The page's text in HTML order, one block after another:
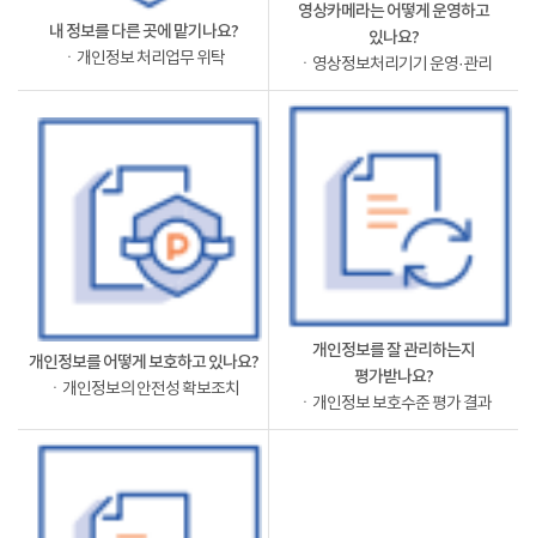
내 정보를 다른 곳에 맡기나요?
ㆍ개인정보 처리업무 위탁
영상카메라는 어떻게 운영하고
있나요?
ㆍ영상정보처리기기 운영·관리
개인정보를 어떻게 보호하고 있나요?
ㆍ개인정보의 안전성 확보조치
개인정보를 잘 관리하는지
평가받나요?
ㆍ개인정보 보호수준 평가 결과